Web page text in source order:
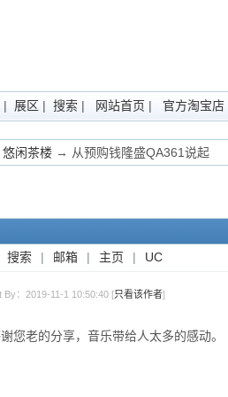
| 展区 |搜索 | 网站首页 | 官方淘宝店
悠闲茶楼 → 从预购钱隆盛QA361说起
搜索 | 邮箱 | 主页 | UC
By：2019-11-1 10:50:40 [只看该作者]
您老的分享，音乐带给人太多的感动。